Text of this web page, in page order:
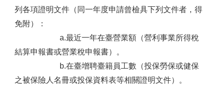
列各項證明文件（同一年度申請曾檢具下列文件者，得
免附）：
a.最近一年在臺營業額（營利事業所得稅
結算申報書或營業稅申報書）。
b.在臺增聘臺籍員工數（投保勞保或健保
之被保險人名冊或投保資料表等相關證明文件）。